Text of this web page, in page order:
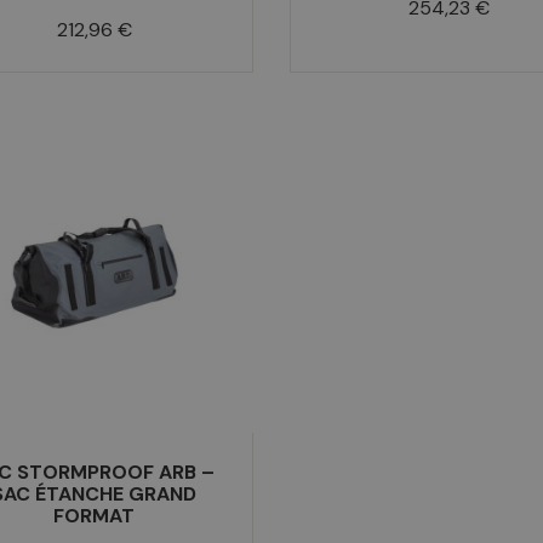
Prix
212,96 €
Prix
254,23 €
STORMPROOF ARB –
ÉTANCHE GRAND
FORMAT